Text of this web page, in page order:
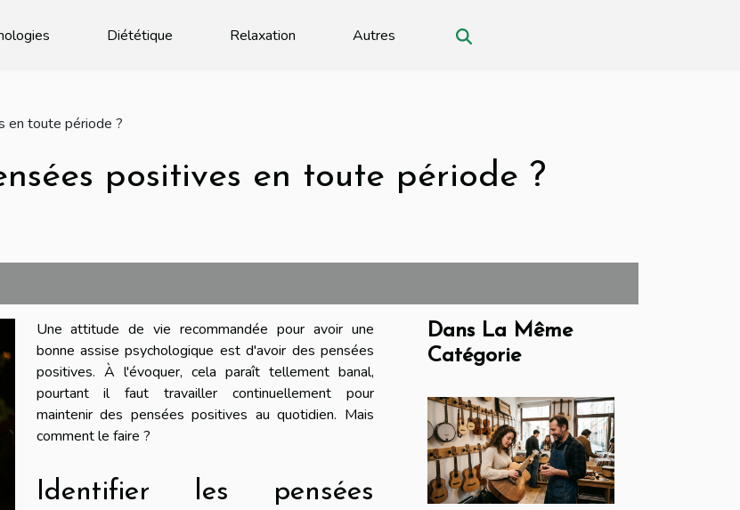
Diététique Relaxation Autres
en toute période ?
positives en toute période ?
Une attitude de vie recommandée pour avoir une
bonne assise psychologique est d'avoir des pensées
positives. À l'évoquer, cela paraît tellement banal,
pourtant il faut travailler continuellement pour
maintenir des pensées positives au quotidien. Mais
comment le faire ?
Identifier les pensées
Dans La Même
Catégorie